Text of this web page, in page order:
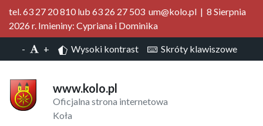
tel. 63 27 20 810 lub 63 26 27 503 um@kolo.pl | 8 Sierpnia
2026 r. Imieniny: Cypriana i Dominika
- + Wysoki kontrast Skróty klawiszowe
www.kolo.pl
Oficjalna strona internetowa
Koła